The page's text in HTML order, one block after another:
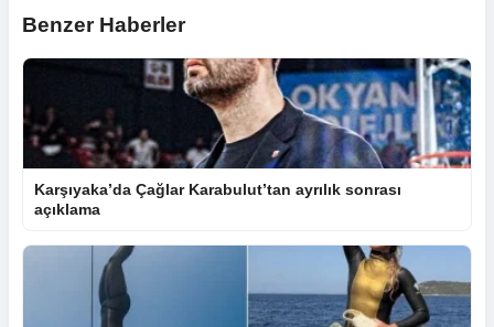
Benzer Haberler
Karşıyaka’da Çağlar Karabulut’tan ayrılık sonrası
açıklama